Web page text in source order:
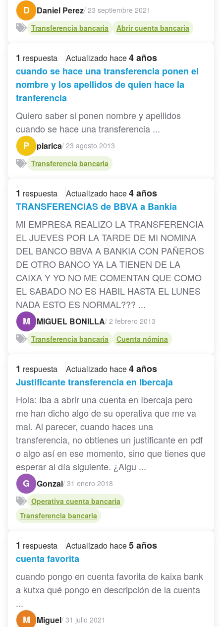
D
Daniel Perez/ 23 septiembre 2021
Transferencia bancaria
Abrir cuenta bancaria
1 respuesta Actualizado hace4 años
cuando se hace una transferencia ponen el
nombre y los apellidos de quien hace la
tranferencia
Quiero saber si ponen nombre y apellidos
cuando se hace una transferencia ...
P
piarica/ 23 agosto 2013
Transferencia bancaria
1 respuesta Actualizado hace4 años
TRANSFERENCIAS de BBVA a Bankia
MI EMPRESA REALIZO LA TRANSFERENCIA
EL JUEVES POR LA TARDE DE MI NOMINA
DEL BANCO BBVA A BANKIA CON PAÑEROS
DE OTRO BANCO YA LA TIENEN DE LA
CAIXA Y YO NO ME COMENTAN QUE COMO
EL SABADO NO ES HABIL HASTA EL LUNES
NADA ESTO ES NORMAL??? ...
M
MIGUEL BONILLA/ 2 febrero 2013
Transferencia bancaria
Cuenta nómina
1 respuesta Actualizado hace4 años
Justificante transferencia en Ibercaja
Hola: Iba a abrir una cuenta en Ibercaja pero
me han dicho algo de su operativa que me va
mal. Al parecer, cuando haces una
transferencia, no obtienes un justificante en pdf
o algo así en ese momento, sino que tienes que
esperar al día siguiente. ¿Algu ...
G
Gonzal/ 31 enero 2018
Operativa cuenta bancaria
Transferencia bancaria
1 respuesta Actualizado hace5 años
cuenta favorita
cuando pongo en cuenta favorita de kaixa bank
a kutxa qué pongo en descripción de la cuenta
...
M
Miguel/ 31 julio 2021